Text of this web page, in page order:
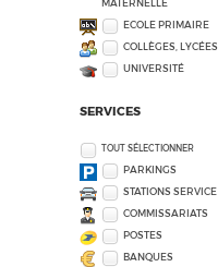
MATERNELLE
ECOLE PRIMAIRE
COLLÈGES, LYCÉES
UNIVERSITÉ
SERVICES
TOUT SÉLECTIONNER
PARKINGS
STATIONS SERVICE
COMMISSARIATS
POSTES
BANQUES